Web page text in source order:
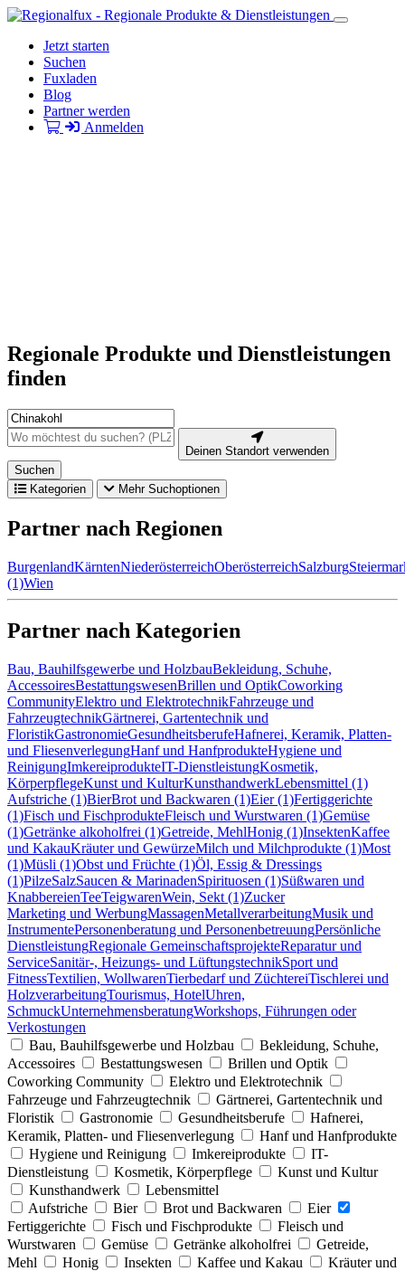
Jetzt starten
Suchen
Fuxladen
Blog
Partner werden
Anmelden
Regionale Produkte und Dienstleistungen
finden
Deinen Standort verwenden
Suchen
Kategorien
Mehr Suchoptionen
Partner nach Regionen
BurgenlandKärntenNiederösterreichOberösterreichSalzburg
(1)Wien
Partner nach Kategorien
Bau, Bauhilfsgewerbe und HolzbauBekleidung, Schuhe,
AccessoiresBestattungswesenBrillen und OptikCoworking
CommunityElektro und ElektrotechnikFahrzeuge und
FahrzeugtechnikGärtnerei, Gartentechnik und
FloristikGastronomieGesundheitsberufeHafnerei, Keramik, Platten-
und FliesenverlegungHanf und HanfprodukteHygiene und
ReinigungImkereiprodukteIT-DienstleistungKosmetik,
KörperpflegeKunst und KulturKunsthandwerkLebensmittel (1)
Aufstriche (1)BierBrot und Backwaren (1)Eier (1)Fertiggerichte
(1)Fisch und FischprodukteFleisch und Wurstwaren (1)Gemüse
(1)Getränke alkoholfrei (1)Getreide, MehlHonig (1)InsektenKaffee
und KakauKräuter und GewürzeMilch und Milchprodukte (1)Most
(1)Müsli (1)Obst und Früchte (1)Öl, Essig & Dressings
(1)PilzeSalzSaucen & MarinadenSpirituosen (1)Süßwaren und
KnabbereienTeeTeigwarenWein, Sekt (1)Zucker
Marketing und WerbungMassagenMetallverarbeitungMusik und
InstrumentePersonenberatung und PersonenbetreuungPersönliche
DienstleistungRegionale GemeinschaftsprojekteReparatur und
ServiceSanitär-, Heizungs- und LüftungstechnikSport und
FitnessTextilien, WollwarenTierbedarf und ZüchtereiTischlerei und
HolzverarbeitungTourismus, HotelUhren,
SchmuckUnternehmensberatungWorkshops, Führungen oder
Verkostungen
Bau, Bauhilfsgewerbe und Holzbau
Bekleidung, Schuhe,
Accessoires
Bestattungswesen
Brillen und Optik
Coworking Community
Elektro und Elektrotechnik
Fahrzeuge und Fahrzeugtechnik
Gärtnerei, Gartentechnik und
Floristik
Gastronomie Gesundheitsberufe
Hafnerei,
Keramik, Platten- und Fliesenverlegung
Hanf und Hanfprodukte
Hygiene und Reinigung
Imkereiprodukte
IT-
Dienstleistung
Kosmetik, Körperpflege
Kunst und Kultur
Kunsthandwerk
Lebensmittel
Aufstriche
Bier Brot und Backwaren
Eier
Fertiggerichte
Fisch und Fischprodukte
Fleisch und
Wurstwaren
Gemüse Getränke alkoholfrei
Getreide,
Mehl
Honig Insekten Kaffee und Kakau
Kräuter und